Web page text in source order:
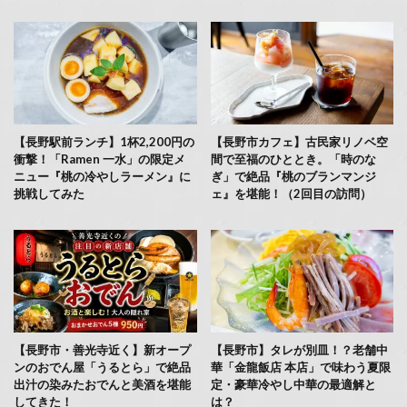
【長野駅前ランチ】1杯2,200円の
衝撃！「Ramen 一水」の限定メ
ニュー『桃の冷やしラーメン』に
挑戦してみた
【長野市カフェ】古民家リノベ空
間で至福のひととき。「時のな
ぎ」で絶品『桃のブランマンジ
ェ』を堪能！（2回目の訪問）
【長野市・善光寺近く】新オープ
ンのおでん屋「うるとら」で絶品
出汁の染みたおでんと美酒を堪能
してきた！
【長野市】タレが別皿！？老舗中
華「金龍飯店 本店」で味わう夏限
定・豪華冷やし中華の最適解と
は？